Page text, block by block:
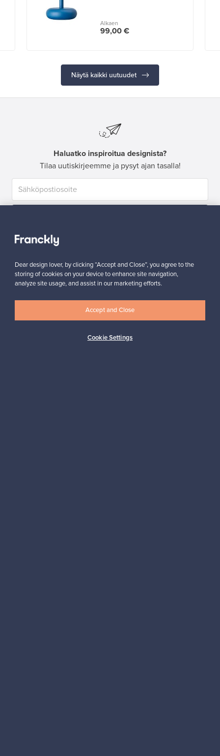
Alkaen
99,00 €
Näytä kaikki uutuudet
Haluatko inspiroitua designista?
Tilaa uutiskirjeemme ja pysyt ajan tasalla!
Dear design lover, by clicking “Accept and Close”, you agree to the
storing of cookies on your device to enhance site navigation,
analyze site usage, and assist in our marketing efforts.
Cookie Settings
Accept and Close